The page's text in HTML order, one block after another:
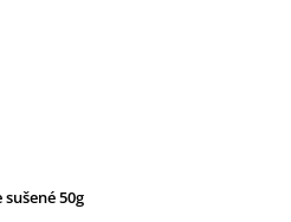
sušené 50g